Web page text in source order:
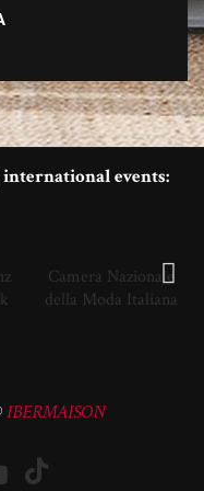
events:
Camera Nazionale
della Moda Italiana
IBERMAISON